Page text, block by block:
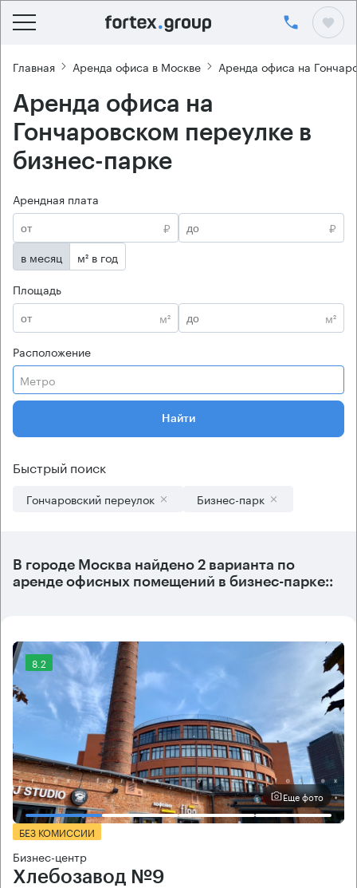
Главная Аренда офиса в Москве Аренда офиса на
Аренда офиса на
Гончаровском переулке в
бизнес-парке
Арендная плата
₽
₽
в месяц
м² в год
Площадь
м²
м²
Расположение
Метро
Найти
Быстрый поиск
Гончаровский переулок Бизнес-парк
В городе Москва найдено 2 варианта по
аренде офисных помещений в бизнес-парке::
8.2
Еще фото
БЕЗ КОМИССИИ
Бизнес-центр
Хлебозавод №9